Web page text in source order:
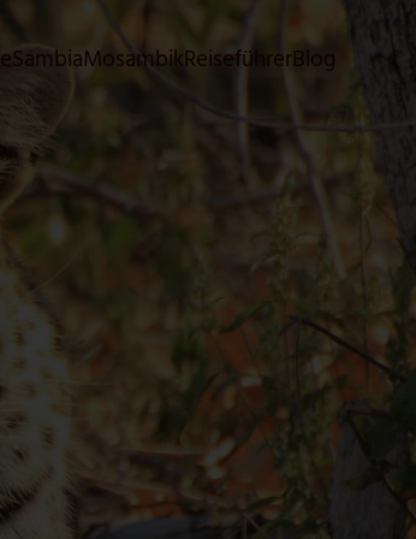
SambiaMosambikReiseführerBlog
wird der Dialog geschlossen. Seine Funktionalität ist